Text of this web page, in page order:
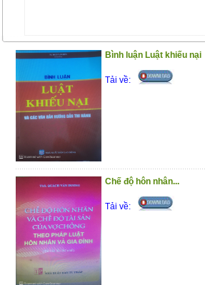
Bình luận Luật khiếu nại
Tải về:
Chế độ hôn nhân...
Tải về: